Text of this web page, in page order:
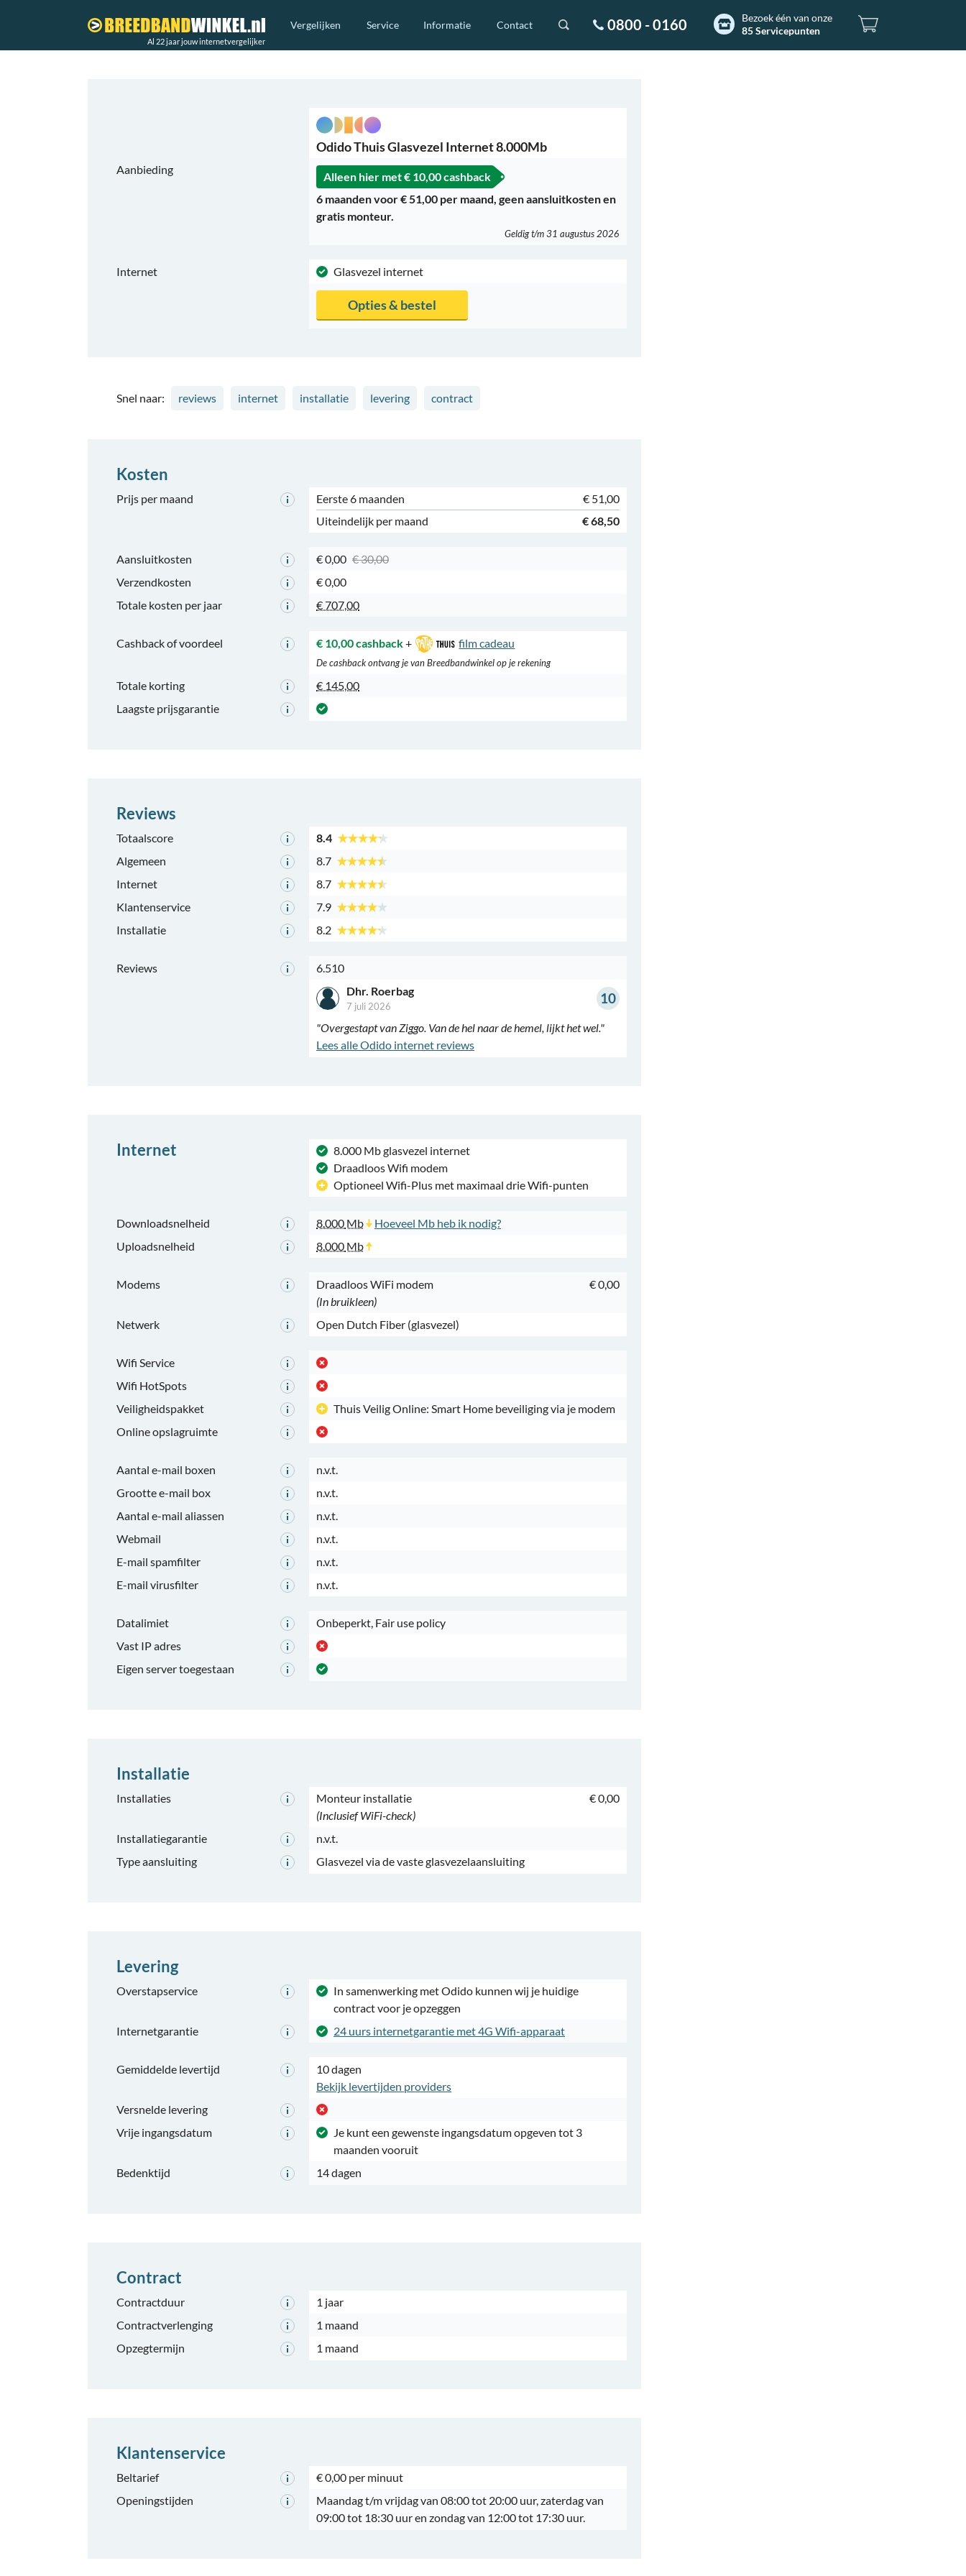
Al 22 jaar jouw internetvergelijker
Vergelijken Service Informatie Contact 0800 - 0160
Bezoek één van onze
85 Servicepunten
Odido Thuis Glasvezel Internet 8.000Mb
Aanbieding
Alleen hier met€ 10,00 cashback
6 maanden voor € 51,00 per maand, geen aansluitkosten en
gratis monteur.
Geldig t/m 31 augustus 2026
Internet Glasvezel internet
Opties & bestel
Snel naar: reviews internet installatie levering contract
Kosten
Prijs per maand Eerste 6 maanden
€ 51,00
Uiteindelijk per maand
€ 68,50
Aansluitkosten € 0,00 € 30,00
Verzendkosten
€ 0,00
Totale kosten per jaar
€ 707,00
Cashback of voordeel € 10,00 cashback+ film cadeau
De cashback ontvang je van Breedbandwinkel op je rekening
Totale korting
€ 145,00
Laagste prijsgarantie
Reviews
Totaalscore
8.4
Algemeen
8.7
Internet
8.7
Klantenservice
7.9
Installatie
8.2
Reviews 6.510
10
Dhr. Roerbag
7 juli 2026
"Overgestapt van Ziggo. Van de hel naar de hemel, lijkt het wel."
Lees alle Odido internet reviews
Internet
8.000 Mb glasvezel internet
Draadloos Wifi modem
Optioneel Wifi-Plus met maximaal drie Wifi-punten
Downloadsnelheid 8.000 Mb
Hoeveel Mb heb ik nodig?
Uploadsnelheid
8.000 Mb
Modems Draadloos WiFi modem
€ 0,00
(In bruikleen)
Netwerk
Open Dutch Fiber (glasvezel)
Wifi Service
Wifi HotSpots
Veiligheidspakket
Thuis Veilig Online: Smart Home beveiliging via je modem
Online opslagruimte
Aantal e-mail boxen
n.v.t.
Grootte e-mail box
n.v.t.
Aantal e-mail aliassen
n.v.t.
Webmail
n.v.t.
E-mail spamfilter
n.v.t.
E-mail virusfilter
n.v.t.
Datalimiet
Onbeperkt, Fair use policy
Vast IP adres
Eigen server toegestaan
Installatie
Installaties Monteur installatie
€ 0,00
(Inclusief WiFi-check)
Installatiegarantie
n.v.t.
Type aansluiting
Glasvezel via de vaste glasvezelaansluiting
Levering
Overstapservice
In samenwerking met Odido kunnen wij je huidige
contract voor je opzeggen
Internetgarantie
24 uurs internetgarantie met 4G Wifi-apparaat
Gemiddelde levertijd
10 dagen
Bekijk levertijden providers
Versnelde levering
Vrije ingangsdatum
Je kunt een gewenste ingangsdatum opgeven tot 3
maanden vooruit
Bedenktijd
14 dagen
Contract
Contractduur
1 jaar
Contractverlenging
1 maand
Opzegtermijn
1 maand
Klantenservice
Beltarief
€ 0,00 per minuut
Openingstijden
Maandag t/m vrijdag van 08:00 tot 20:00 uur, zaterdag van
09:00 tot 18:30 uur en zondag van 12:00 tot 17:30 uur.